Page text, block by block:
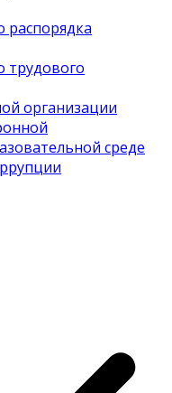
распорядка
трудового
организации
среде